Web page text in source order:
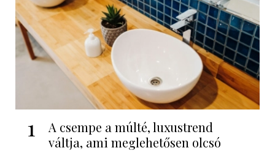
1
A csempe a múlté, luxustrend
váltja, ami meglehetősen olcsó